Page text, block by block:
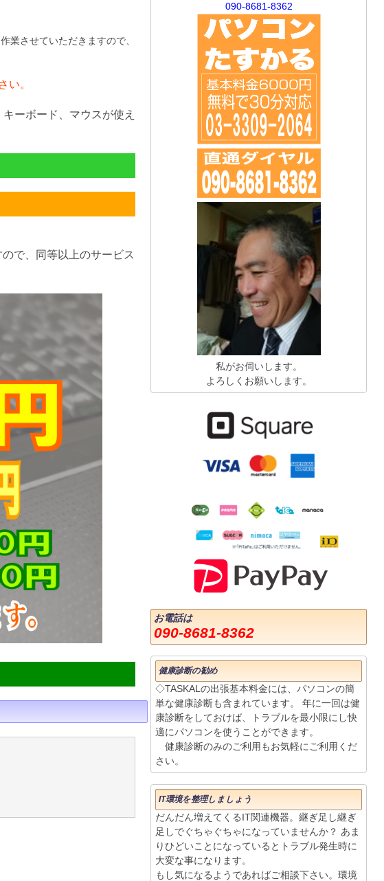
業させていただきますので、
い。
ーボード、マウスが使え
で、同等以上のサービス
090-8681-8362
私がお伺いします。
よろしくお願いします。
お電話は
090-8681-8362
健康診断の勧め
◇TASKALの出張基本料金には、パソコンの簡
単な健康診断も含まれています。 年に一回は健
康診断をしておけば、トラブルを最小限にし快
適にパソコンを使うことができます。
健康診断のみのご利用もお気軽にご利用くだ
さい。
IT環境を整理しましょう
だんだん増えてくるIT関連機器。継ぎ足し継ぎ
足しでぐちゃぐちゃになっていませんか？ あま
りひどいことになっているとトラブル発生時に
大変な事になります。
もし気になるようであればご相談下さい。環境